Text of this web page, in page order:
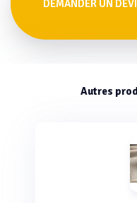
DEMANDER UN
Autres